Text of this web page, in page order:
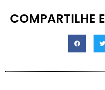
COMPARTILHE